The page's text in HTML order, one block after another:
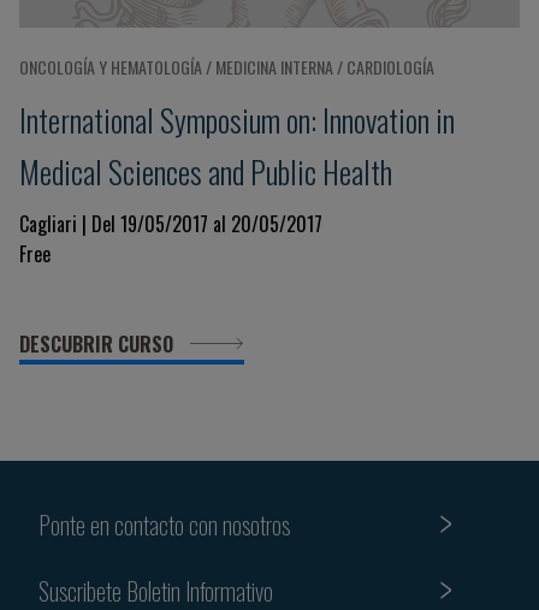
ONCOLOGÍA Y HEMATOLOGÍA / MEDICINA INTERNA / CARDIOLOGÍA
International Symposium on: Innovation in
Medical Sciences and Public Health
Cagliari | Del 19/05/2017 al 20/05/2017
Free
DESCUBRIR CURSO
Ponte en contacto con nosotros
Suscribete Boletin Informativo